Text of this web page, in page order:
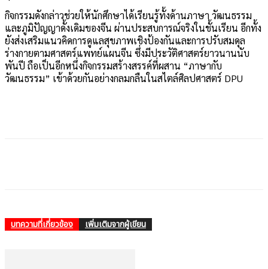
กิจกรรมดังกล่าวช่วยให้นักศึกษาได้เรียนรู้ทั้งด้านภาษา วัฒนธรรม
และภูมิปัญญาดั้งเดิมของจีน ผ่านประสบการณ์จริงในชั้นเรียน อีกทั้ง
ยังส่งเสริมแนวคิดการดูแลสุขภาพเชิงป้องกันและการปรับสมดุล
ร่างกายตามศาสตร์แพทย์แผนจีน ซึ่งมีประวัติศาสตร์ยาวนานนับ
พันปี ถือเป็นอีกหนึ่งกิจกรรมสร้างสรรค์ที่ผสาน “ภาษากับ
วัฒนธรรม” เข้าด้วยกันอย่างกลมกลืนในสไตล์ศิลปศาสตร์ DPU
บทความที่เกี่ยวข้อง เพิ่มเติมจากผู้เขียน